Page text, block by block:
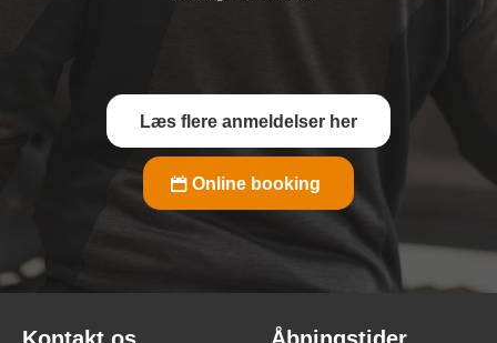
Læs flere anmeldelser her
Online booking